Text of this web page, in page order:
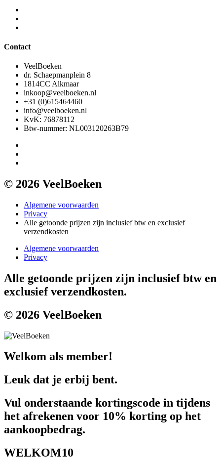
Contact
VeelBoeken
dr. Schaepmanplein 8
1814CC Alkmaar
inkoop@veelboeken.nl
+31 (0)615464460
info@veelboeken.nl
KvK: 76878112
Btw-nummer: NL003120263B79
© 2026 VeelBoeken
Algemene voorwaarden
Privacy
Alle getoonde prijzen zijn inclusief btw en exclusief
verzendkosten
Algemene voorwaarden
Privacy
Alle getoonde prijzen zijn inclusief btw en
exclusief verzendkosten.
© 2026 VeelBoeken
Welkom als member!
Leuk dat je erbij bent.
Vul onderstaande kortingscode in tijdens
het afrekenen voor 10% korting op het
aankoopbedrag.
WELKOM10